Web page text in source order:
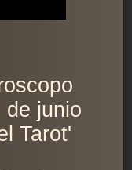
de junio
Tarot'